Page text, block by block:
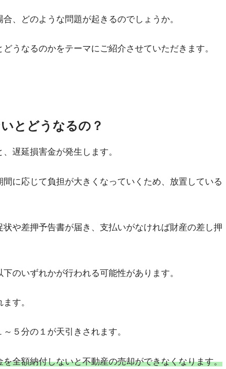
、どのような問題が起きるのでしょうか。
うなるのかをテーマにご紹介させていただきます。
とどうなるの？
遅延損害金が発生します。
に応じて負担が大きくなっていくため、放置している
や差押予告書が届き、支払いがなければ財産の差し押
のいずれかが行われる可能性があります。
す。
５分の１が天引きされます。
全額納付しないと不動産の売却ができなくなります。